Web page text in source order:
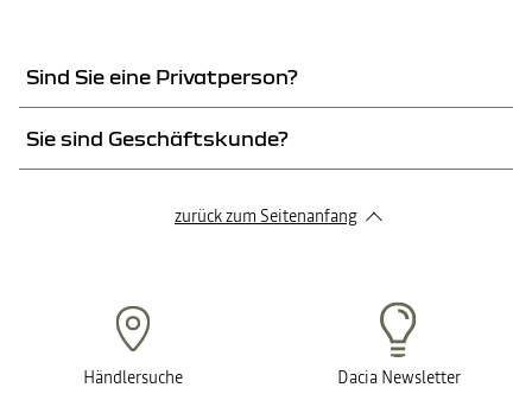
Sind Sie eine Privatperson?
1
AUF MYDACIA ZUGREIFEN
Sie sind Geschäftskunde?
Für alle Details zum Abrufen und Weitergeben Ihrer
KONTAKT AUFNEHMEN
zurück zum Seitenanfang
Händlersuche Dacia Newsletter